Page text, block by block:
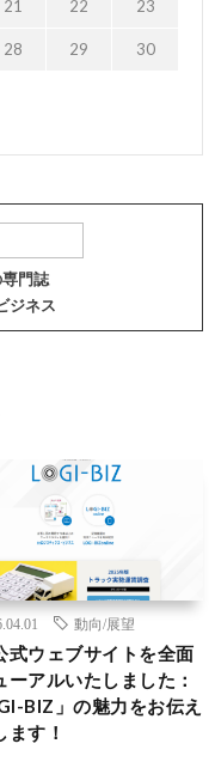
21 22 23
28 29 30
門誌
ジネス
動向/展望
式ウェブサイトを全面
ーアルいたしました：
BIZ」の魅力をお伝え
ます！